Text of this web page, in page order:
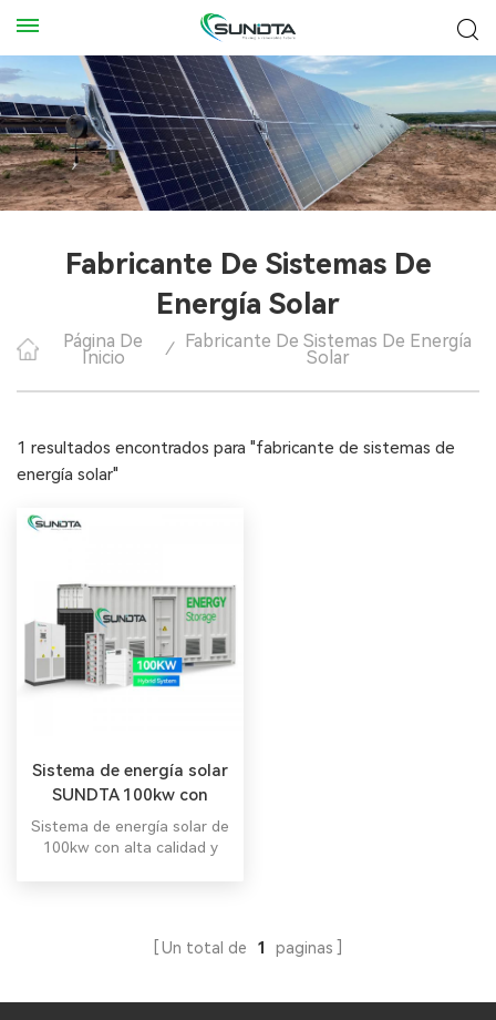
Fabricante De Sistemas De
Energía Solar
Página De
Inicio / Fabricante De Sistemas De Energía
Solar
1 resultados encontrados para "fabricante de sistemas de
energía solar"
Sistema de energía solar
SUNDTA 100kw con
precio de fábrica
Sistema de energía solar de
100kw con alta calidad y
Un total de 1 paginas